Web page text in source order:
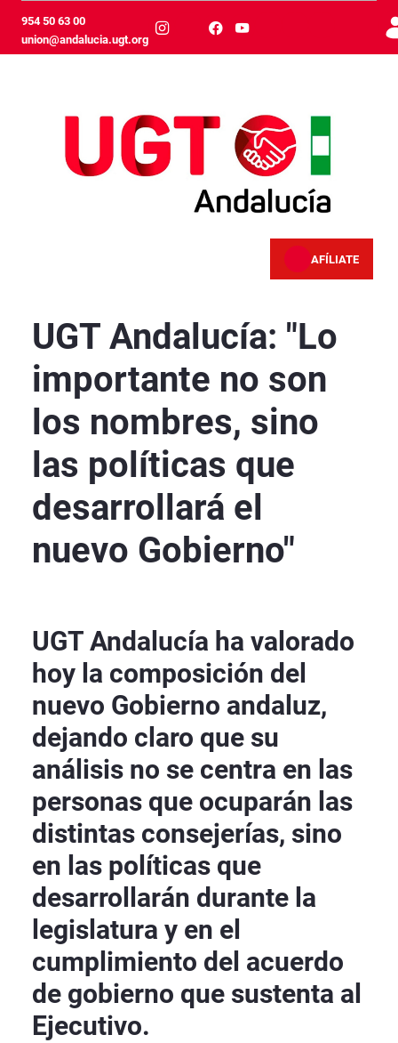
Skip to Main Content
954 50 63 00
union@andalucia.ugt.org
AFÍLIATE
UGT Andalucía: "Lo
importante no son
los nombres, sino
las políticas que
desarrollará el
nuevo Gobierno"
UGT Andalucía ha valorado
hoy la composición del
nuevo Gobierno andaluz,
dejando claro que su
análisis no se centra en las
personas que ocuparán las
distintas consejerías, sino
en las políticas que
desarrollarán durante la
legislatura y en el
cumplimiento del acuerdo
de gobierno que sustenta al
Ejecutivo.